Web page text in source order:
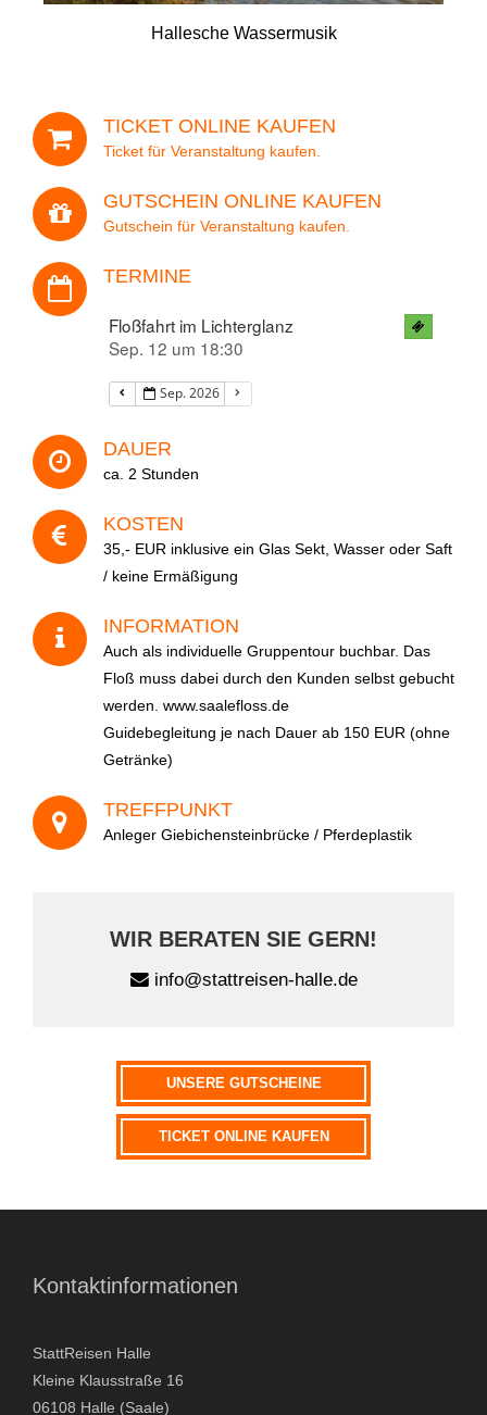
Veranstaltung
Ihre Nachricht
Wie sind Sie auf uns aufmerksam geworden?
Hallesche Wassermusik
TICKET ONLINE KAUFEN
Ticket für Veranstaltung kaufen.
GUTSCHEIN ONLINE KAUFEN
Gutschein für Veranstaltung kaufen.
TERMINE
Floßfahrt im Lichterglanz
Sep. 12 um 18:30
Sep. 2026
DAUER
ca. 2 Stunden
KOSTEN
35,- EUR inklusive ein Glas Sekt, Wasser oder Saft
/ keine Ermäßigung
INFORMATION
Auch als individuelle Gruppentour buchbar. Das
Floß muss dabei durch den Kunden selbst gebucht
werden. www.saalefloss.de
Guidebegleitung je nach Dauer ab 150 EUR (ohne
Getränke)
TREFFPUNKT
Anleger Giebichensteinbrücke / Pferdeplastik
WIR BERATEN SIE GERN!
info@stattreisen-halle.de
UNSERE GUTSCHEINE
TICKET ONLINE KAUFEN
Kontaktinformationen
StattReisen Halle
Kleine Klausstraße 16
06108 Halle (Saale)